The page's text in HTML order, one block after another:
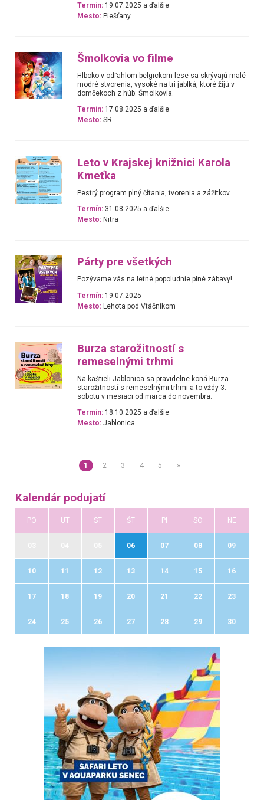
Termín: 19.07.2025 a ďalšie
Mesto: Piešťany
Šmolkovia vo filme
Hlboko v odľahlom belgickom lese sa skrývajú malé
modré stvorenia, vysoké na tri jablká, ktoré žijú v
domčekoch z húb: Šmolkovia.
Termín: 17.08.2025 a ďalšie
Mesto: SR
Leto v Krajskej knižnici Karola
Kmeťka
Pestrý program plný čítania, tvorenia a zážitkov.
Termín: 31.08.2025 a ďalšie
Mesto: Nitra
Párty pre všetkých
Pozývame vás na letné popoludnie plné zábavy!
Termín: 19.07.2025
Mesto: Lehota pod Vtáčnikom
Burza starožitností s
remeselnými trhmi
Na kaštieli Jablonica sa pravidelne koná Burza
starožitností s remeselnými trhmi a to vždy 3.
sobotu v mesiaci od marca do novembra.
Termín: 18.10.2025 a ďalšie
Mesto: Jablonica
1 2 3 4 5 »
Kalendár podujatí
PO UT ST ŠT PI SO NE
06 07 08 09
10 11 12 13 14 15 16
17 18 19 20 21 22 23
24 25 26 27 28 29 30